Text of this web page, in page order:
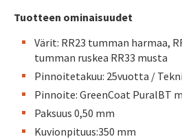
Tuotteen ominaisuudet
Värit: RR23 tumman harmaa,
tumman ruskea RR33 musta
Pinnoitetakuu: 25vuotta /
Pinnoite: GreenCoat PuralBT
Paksuus 0,50 mm
Kuvionpituus:350 mm